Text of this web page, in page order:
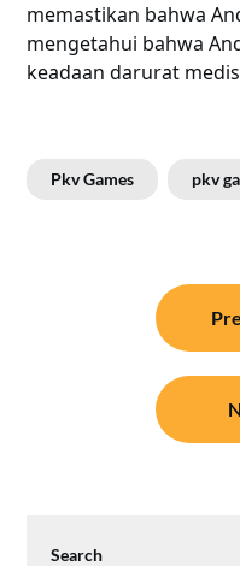
memastikan bahwa
mengetahui bahwa
keadaan darurat
Pkv Games pkv
navigation
Search